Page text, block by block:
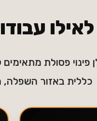
לאילו
פינוי פסולת מתאימים
כללית באזור השפלה,